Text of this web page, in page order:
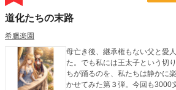
道化たちの末路
希臘楽園
母亡き後、継承権もない父と愛
た。でも私には王太子という切
ちが踊るのを、私たちは静かに
かせてみた第３弾。今回も3000